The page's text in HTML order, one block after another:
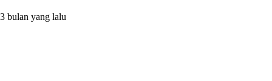
3 bulan yang lalu